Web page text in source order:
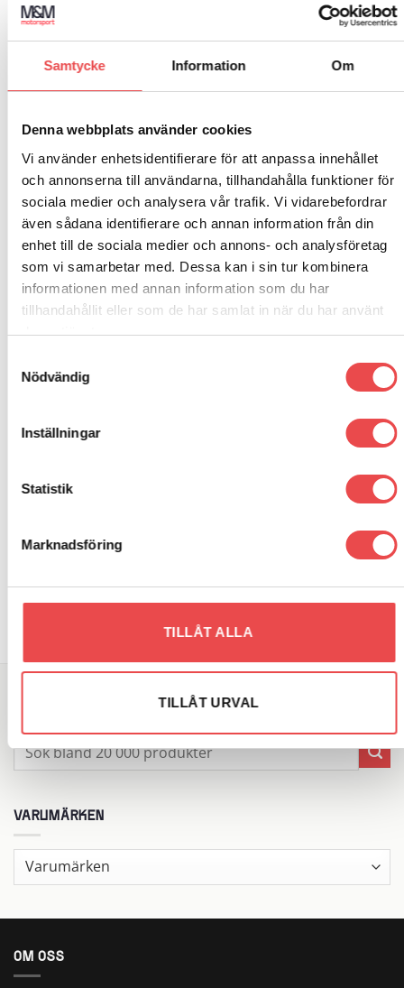
Samtycke Information Om
Denna webbplats använder cookies
Vi använder enhetsidentifierare för att anpassa innehållet
och annonserna till användarna, tillhandahålla funktioner för
sociala medier och analysera vår trafik. Vi vidarebefordrar
även sådana identifierare och annan information från din
enhet till de sociala medier och annons- och analysföretag
som vi samarbetar med. Dessa kan i sin tur kombinera
informationen med annan information som du har
tillhandahållit eller som de har samlat in när du har använt
deras tjänster.
Nödvändig
Inställningar
Statistik
Marknadsföring
TILLÅT ALLA
TILLÅT URVAL
Subaru Outback (BL BP) (2005-2009)
Subaru XV (GP) (2012-2017)
Subaru Impreza WRX (GD GG) (2005-2007)
Subaru Impreza WRX (2007-2014)
Subaru WRX STI (2015-2021)
Rattnav Toyota Carina Celica
wishlist
SÖK DIREKT PÅ SAJTEN
efter:
VARUMÄRKEN
OM OSS